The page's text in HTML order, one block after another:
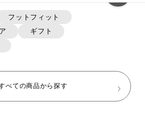
フットフィット
ギフト
べての商品から探す
の商品には詳細情報がありません。
商品はこちら